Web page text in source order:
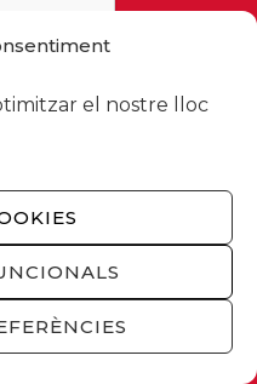
el nostre lloc
and the